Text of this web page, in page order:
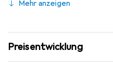
Mehr anzeigen
Preisentwicklung